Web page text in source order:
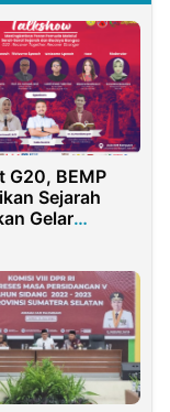
G20, BEMP
Sejarah
Gelar